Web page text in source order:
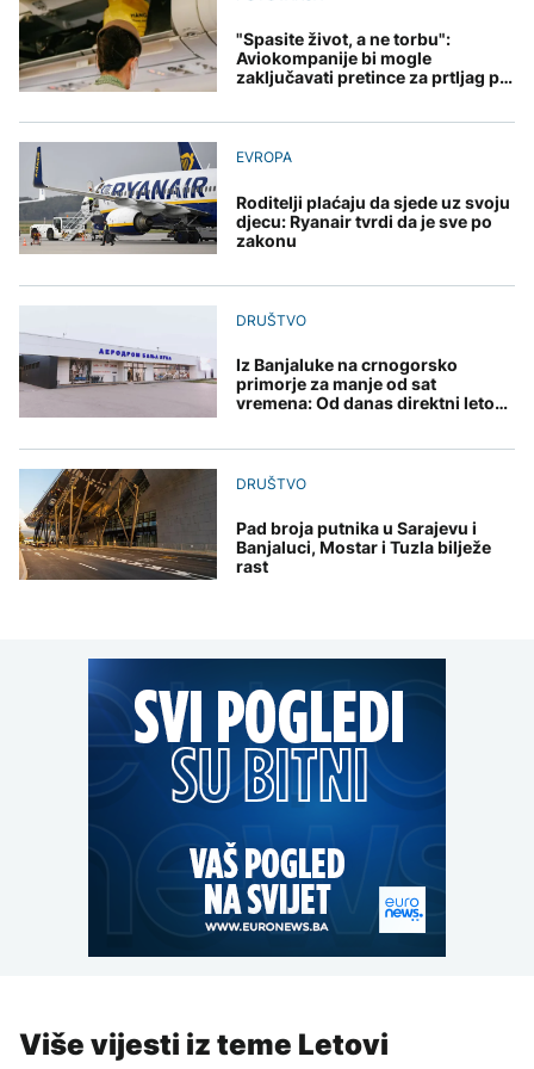
građanima Širokog
potrošnju
DRUŠTVO
Zbog suše i smanjenih
Brijega na racionalnu
potrošnju
Grgurević traži
odgovore o planiranoj
solarnoj elektrani u
blizini Manastira Ostrog
U Belgiji otkrivena
zaplijenjeni milioni
cigareta i tone duhana
Njemačkoj osuđen na
doživotni zatvor zbog
napada u Minhenu
prijeti širenje u Evropi?
Sarajevo Fest početkom
septembra: Stiže
spektakl “Brechtovi
duhovi”
"Spasite život, a ne torbu":
Aviokompanije bi mogle
zaključavati pretince za prtljag pri
EVROPA
Roditelji plaćaju da sjede uz svoju
djecu: Ryanair tvrdi da je sve po
zakonu
DRUŠTVO
Iz Banjaluke na crnogorsko
primorje za manje od sat
vremena: Od danas direktni letovi
DRUŠTVO
Pad broja putnika u Sarajevu i
Banjaluci, Mostar i Tuzla bilježe
rast
Više vijesti iz teme Letovi